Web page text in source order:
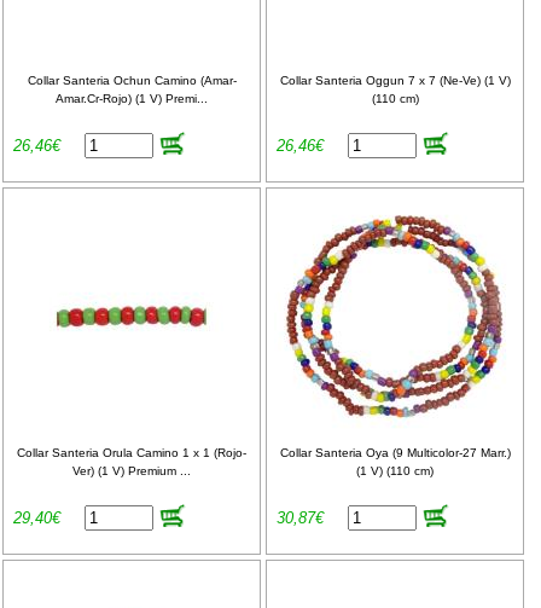
Collar Santeria Ochun Camino (Amar-
Amar.Cr-Rojo) (1 V) Premi...
26,46€
Collar Santeria Oggun 7 x 7 (Ne-Ve) (1 V)
(110 cm)
26,46€
Collar Santeria Orula Camino 1 x 1 (Rojo-
Ver) (1 V) Premium ...
29,40€
Collar Santeria Oya (9 Multicolor-27 Marr.)
(1 V) (110 cm)
30,87€